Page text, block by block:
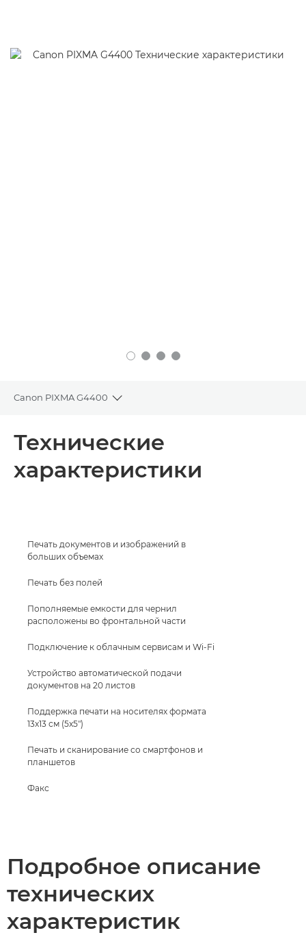
Canon PIXMA G4400
Toggle breadcrumbs
Технические характеристики
Технические
характеристики
Печать документов и изображений в
больших объемах
Печать без полей
Пополняемые емкости для чернил
расположены во фронтальной части
Подключение к облачным сервисам и Wi-Fi
Устройство автоматической подачи
документов на 20 листов
Поддержка печати на носителях формата
13x13 см (5x5")
Печать и сканирование со смартфонов и
планшетов
Факс
Подробное описание
технических
характеристик